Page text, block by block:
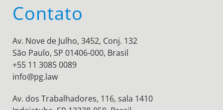
Contato
Av. Nove de Julho, 3452, Conj. 132
São Paulo, SP 01406-000, Brasil
+55 11 3085 0089
info@pg.law
Av. dos Trabalhadores, 116, sala 1410